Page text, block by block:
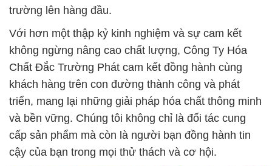
trường lên hàng đầu.
Với hơn một thập kỷ kinh nghiệm và sự cam kết
không ngừng nâng cao chất lượng, Công Ty Hóa
Chất Đắc Trường Phát cam kết đồng hành cùng
khách hàng trên con đường thành công và phát
triển, mang lại những giải pháp hóa chất thông minh
và bền vững. Chúng tôi không chỉ là đối tác cung
cấp sản phẩm mà còn là người bạn đồng hành tin
cậy của bạn trong mọi thử thách và cơ hội.